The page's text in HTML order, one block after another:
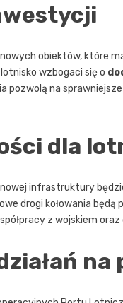
obiektów, które
wzbogaci się o
pozwolą na
dla
infrastruktury
drogi kołowania
z wojskiem